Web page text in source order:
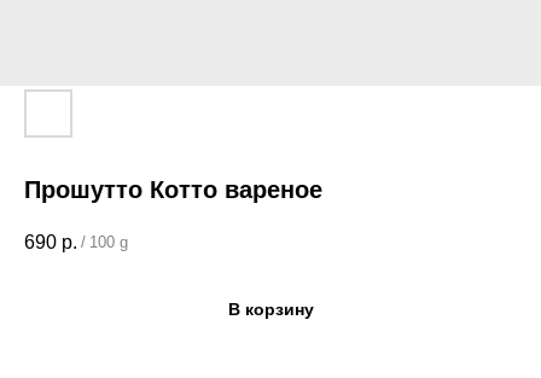
Прошутто Котто вареное
690 р. / 100 g
В корзину
Поиск по каталогу